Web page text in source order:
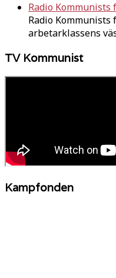
Radio
Radio Kommunists
arbetarklassens
TV Kommunist
Kampfonden